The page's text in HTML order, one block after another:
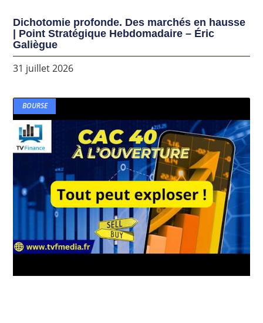
Dichotomie profonde. Des marchés en hausse
| Point Stratégique Hebdomadaire – Éric
Galiègue
31 juillet 2026
BOURSE